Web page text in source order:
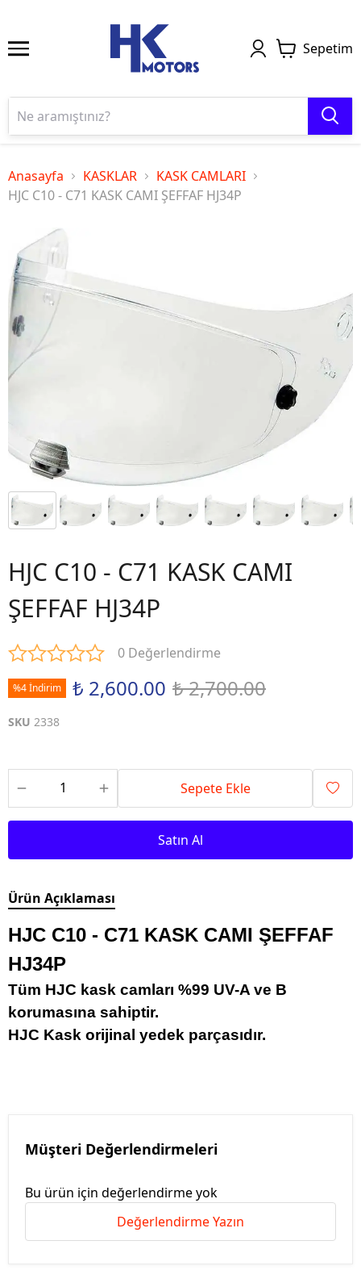
Sepetim
Anasayfa KASKLAR
KASK CAMLARI
HJC C10 - C71 KASK CAMI ŞEFFAF HJ34P
HJC C10 - C71 KASK CAMI
ŞEFFAF HJ34P
0 Değerlendirme
%4 İndirim ₺ 2,600.00 ₺ 2,700.00
SKU 2338
Sepete Ekle
Satın Al
Ürün Açıklaması
HJC C10 - C71 KASK CAMI ŞEFFAF
HJ34P
Tüm HJC kask camları %99 UV-A ve B
korumasına sahiptir.
HJC Kask orijinal yedek parçasıdır.
Müşteri Değerlendirmeleri
Bu ürün için değerlendirme yok
Değerlendirme Yazın